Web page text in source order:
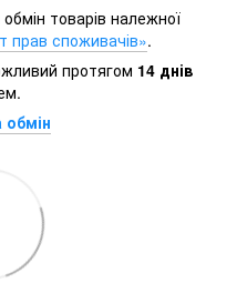
товарів належної
прав споживачів».
протягом 14 днів
обмін